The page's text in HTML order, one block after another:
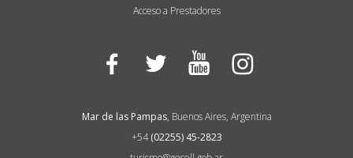
Acceso a Prestadores
Facebook Twitter YouTube
Mar de las Pampas, Buenos Aires, Argentina
+54(02255) 45-2823